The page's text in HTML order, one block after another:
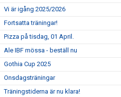
Vi är igång 2025/2026
Fortsatta träningar!
Pizza på tisdag, 01 April.
Ale IBF mössa - beställ nu
Gothia Cup 2025
Onsdagsträningar
Träningstiderna är nu klara!